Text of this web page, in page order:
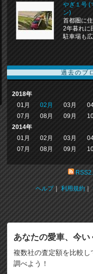
やぎ１号 (
ン)
首都圏に
2年暮れに
駐車場も
過去のブ
2018年
01月
02月 03月
07月
08月 09月
2014年
01月
02月 03月
07月
08月 09月
ヘルプ｜利用規約｜
あなたの愛車、今い
複数社の査定額を比較し
調べよう！